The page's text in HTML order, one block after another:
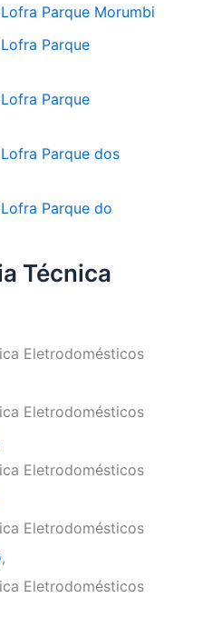
Parque Morumbi
Parque
Parque
Parque dos
Parque do
Técnica
Eletrodomésticos
Eletrodomésticos
Eletrodomésticos
Eletrodomésticos
,
Eletrodomésticos